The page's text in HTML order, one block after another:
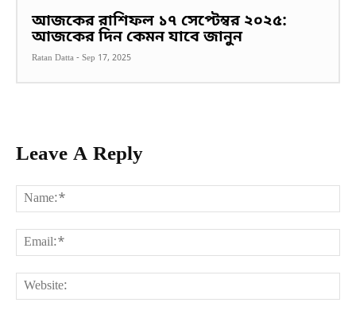
আজকের রাশিফল ১৭ সেপ্টেম্বর ২০২৫:
আজকের দিন কেমন যাবে জানুন
Ratan Datta - Sep 17, 2025
Leave A Reply